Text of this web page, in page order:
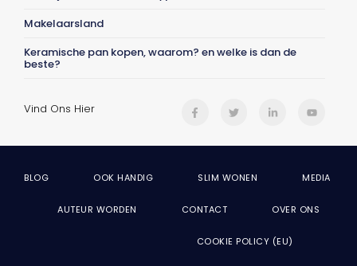
Makelaarsland
Keramische pan kopen, waarom? en welke is dan de
beste?
Vind Ons Hier
BLOG OOK HANDIG SLIM WONEN MEDIA
AUTEUR WORDEN CONTACT OVER ONS
COOKIE POLICY (EU)